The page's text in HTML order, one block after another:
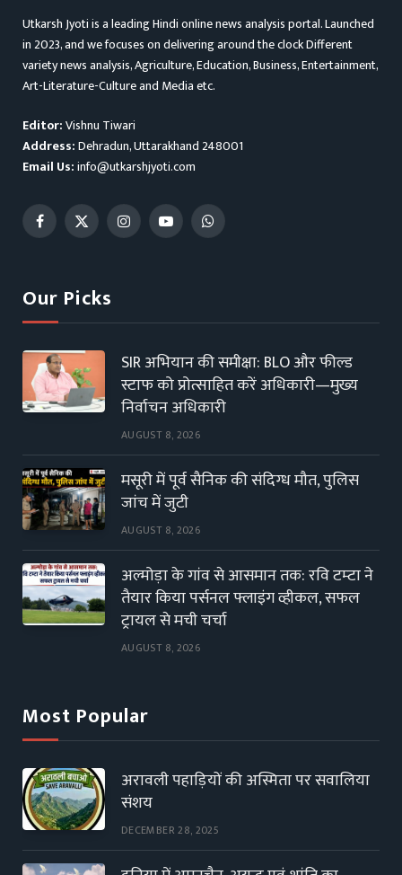
Utkarsh Jyoti is a leading Hindi online news analysis portal. Launched
in 2023, and we focuses on delivering around the clock Different
variety news analysis, Agriculture, Education, Business, Entertainment,
Art-Literature-Culture and Media etc.
Editor:Vishnu Tiwari
Address:Dehradun, Uttarakhand 248001
Email Us:info@utkarshjyoti.com
Facebook
X
InstagramYouTubeWhatsApp
Our Picks
SIR अभियान की समीक्षा: BLO और फील्ड
स्टाफ को प्रोत्साहित करें अधिकारी—मुख्य
निर्वाचन अधिकारी
AUGUST 8, 2026
मसूरी में पूर्व सैनिक की संदिग्ध मौत, पुलिस
जांच में जुटी
AUGUST 8, 2026
अल्मोड़ा के गांव से आसमान तक: रवि टम्टा ने
तैयार किया पर्सनल फ्लाइंग व्हीकल, सफल
ट्रायल से मची चर्चा
AUGUST 8, 2026
Most Popular
अरावली पहाड़ियों की अस्मिता पर सवालिया
संशय
DECEMBER 28, 2025